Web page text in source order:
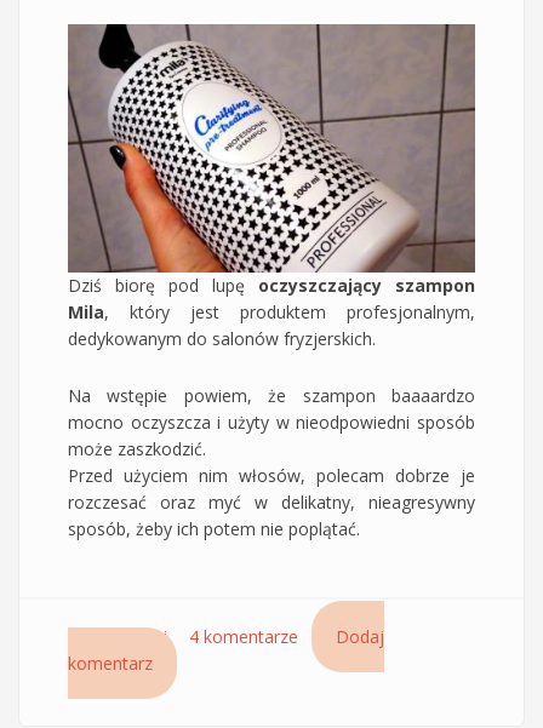
Dziś biorę pod lupę oczyszczający szampon
Mila, który jest produktem profesjonalnym,
dedykowanym do salonów fryzjerskich.
Na wstępie powiem, że szampon baaaardzo
mocno oczyszcza i użyty w nieodpowiedni sposób
może zaszkodzić.
Przed użyciem nim włosów, polecam dobrze je
rozczesać oraz myć w delikatny, nieagresywny
sposób, żeby ich potem nie poplątać.
Czytaj dalejwpis Szampon oczyszczający Mila Professional
4 komentarze
Dodaj
komentarz